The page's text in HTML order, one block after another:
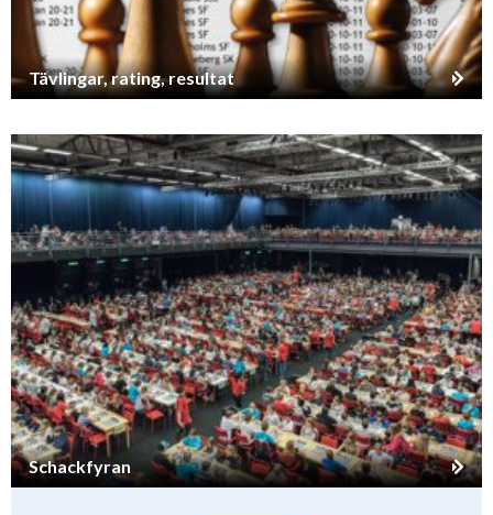
Tävlingar, rating, resultat
Schackfyran